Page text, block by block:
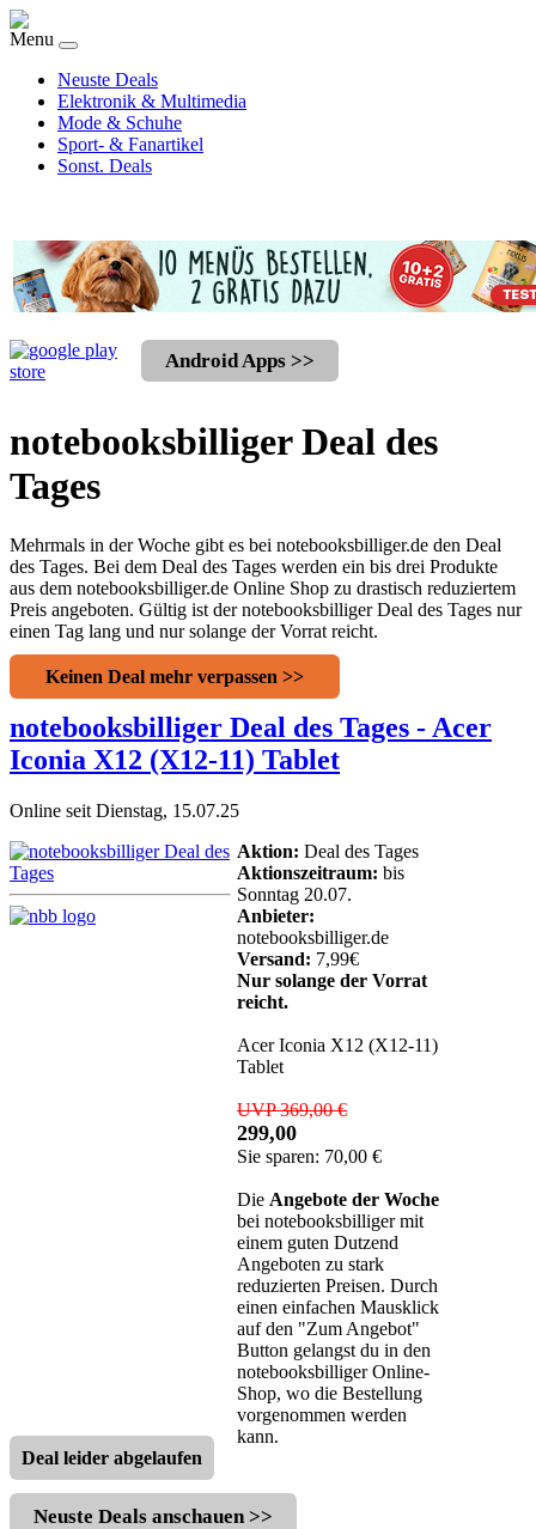
Menu
Neuste Deals
Elektronik & Multimedia
Mode & Schuhe
Sport- & Fanartikel
Sonst. Deals
Android Apps >>
notebooksbilliger Deal des
Tages
Mehrmals in der Woche gibt es bei notebooksbilliger.de den Deal
des Tages. Bei dem Deal des Tages werden ein bis drei Produkte
aus dem notebooksbilliger.de Online Shop zu drastisch reduziertem
Preis angeboten. Gültig ist der notebooksbilliger Deal des Tages nur
einen Tag lang und nur solange der Vorrat reicht.
Keinen Deal mehr verpassen >>
notebooksbilliger Deal des Tages - Acer
Iconia X12 (X12-11) Tablet
Online seit Dienstag, 15.07.25
Aktion: Deal des Tages
Aktionszeitraum: bis
Sonntag 20.07.
Anbieter:
notebooksbilliger.de
Versand: 7,99€
Nur solange der Vorrat
reicht.
Acer Iconia X12 (X12-11)
Tablet
UVP 369,00 €
299,00
Sie sparen: 70,00 €
Die Angebote der Woche
bei notebooksbilliger mit
einem guten Dutzend
Angeboten zu stark
reduzierten Preisen. Durch
einen einfachen Mausklick
auf den "Zum Angebot"
Button gelangst du in den
notebooksbilliger Online-
Shop, wo die Bestellung
vorgenommen werden
kann.
Deal leider abgelaufen
Neuste Deals anschauen >>